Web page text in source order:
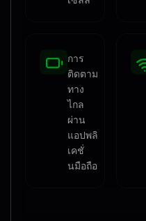
การ
ติดตาม
ทาง
ไกล
ผ่าน
แอปพลิ
เคชั่
นมือถือ